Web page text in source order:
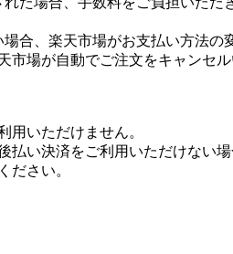
合、楽天市場がお支払い方法の
場が自動でご注文をキャンセル
いただけません。
い決済をご利用いただけない場
ください。